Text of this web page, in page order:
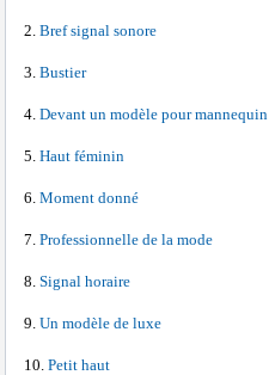
Bref signal sonore
Bustier
Devant un modèle pour mannequin
Haut féminin
Moment donné
Professionnelle de la mode
Signal horaire
Un modèle de luxe
Petit haut